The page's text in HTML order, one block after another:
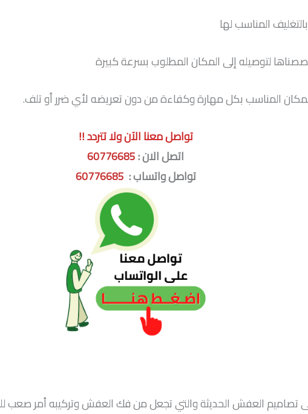
المناسب لها
لتوصيله إلى المكان المطلوب بسرعة كبيرة
المناسب بكل مهارة وكفاءة من دون تعريضه لأي ضرر أو تلف.
تواصل معنا الآن ولا تتردد !!
اتصل الان :60776685
تواصل واتساب :
تصاميم العفش الحديثة والتي تجعل من فك العفش وتركيبه أمر صعب